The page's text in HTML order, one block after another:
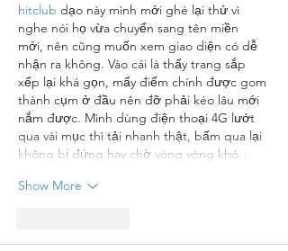
hitclub dạo này mình mới ghé lại thử vì
nghe nói họ vừa chuyển sang tên miền
mới, nên cũng muốn xem giao diện có dễ
nhận ra không. Vào cái là thấy trang sắp
xếp lại khá gọn, mấy điểm chính được gom
thành cụm ở đầu nên đỡ phải kéo lâu mới
nắm được. Mình dùng điện thoại 4G lướt
qua vài mục thì tải nhanh thật, bấm qua lại
không bị đứng hay chờ vòng vòng khó…
Show More